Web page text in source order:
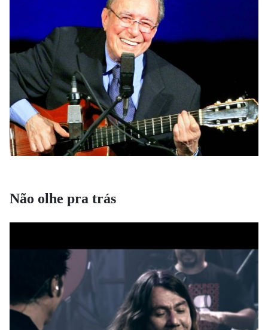
Não olhe pra trás